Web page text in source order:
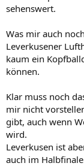
sehenswert.
Was mir auch
Leverkusener
kaum ein
können.
Klar muss noch
mir nicht
gibt, auch wenn
wird.
Leverkusen ist
auch im